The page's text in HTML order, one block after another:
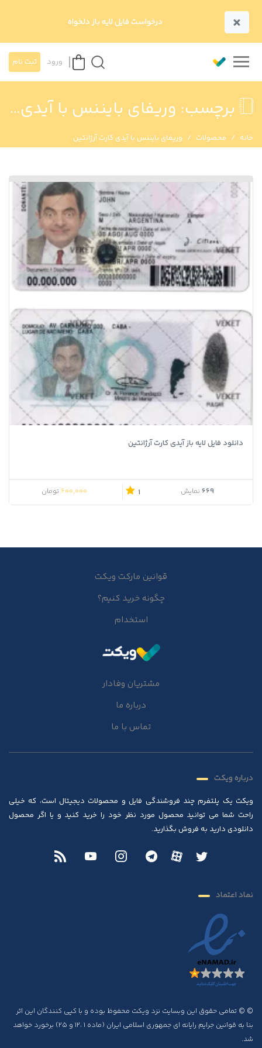
× درخواست فایل لایه باز دلخواه
ورود ثبت نام
برچسب: وریفای بایننس با آیدی کارت آرژانتین
خانه محصولات وریفای بایننس با آیدی کارت آرژانتین
دانلود فایل لایه باز آیدی کارت آرژانتین
669 نمایش 1
600,000تومان
قوانین مارکت ویکت
چگونه خرید کنیم؟
استخدام
مشتریان وفادار
درباره ما
تماس با ما
درباره ویکت
ویکت یک پلتفرم چند فروشندگی فایل و محصولات دیجیتال است، که خیلی
راحت شما می توانید محصول مورد نظر خود را خرید کنید و یا اگر محصول
دانلودی دارید به فروش بگذارید.
نماد اعتماد
© © تمامی حقوق این وبسایت نزد ویکت محفوظ بوده و با کپی کنندگان این اثر
بنا به قوانین جرایم رایانه ای جمهوری اسلامی ایران (ماده ۱ ،۱۲ و ۲۵) برخورد خواهد
شد.